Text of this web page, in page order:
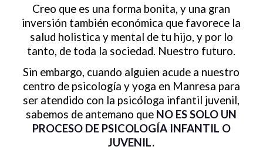
Creo que es una forma bonita, y una gran
inversión también económica que favorece la
salud holistica y mental de tu hijo, y por lo
tanto, de toda la sociedad. Nuestro futuro.
Sin embargo, cuando alguien acude a nuestro
centro de psicología y yoga en Manresa para
ser atendido con la psicóloga infantil juvenil,
sabemos de antemano que NO ES SOLO UN
PROCESO DE PSICOLOGÍA INFANTIL O
JUVENIL.